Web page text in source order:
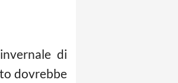
di
dovrebbe